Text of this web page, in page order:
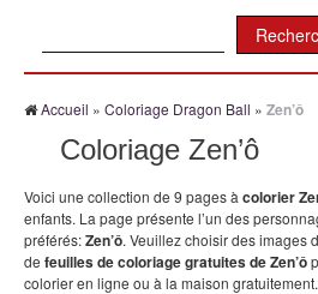
Accueil » Coloriage Dragon Ball » Zen’ô
Coloriage Zen’ô
Voici une collection de 9 pages à colorier
enfants. La page présente l’un des
préférés:Zen’ô. Veuillez choisir des images
de feuilles de coloriage gratuites de Zen’ô
colorier en ligne ou à la maison